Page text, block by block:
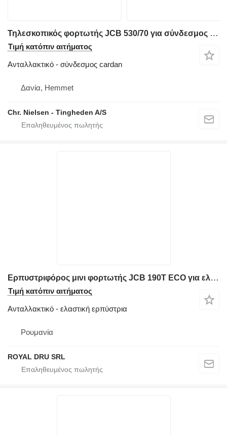
Τηλεσκοπικός φορτωτής JCB 530/70 για σύνδεσμος cardan
Τιμή κατόπιν αιτήματος
Ανταλλακτικό - σύνδεσμος cardan
Δανία, Hemmet
Chr. Nielsen - Tingheden A/S
Ερπυστριφόρος μινι φορτωτής JCB 190T ECO για ελαστική ερπύστρια 320 x 86 x 50
Τιμή κατόπιν αιτήματος
Ανταλλακτικό - ελαστική ερπύστρια
Ρουμανία
ROYAL DRU SRL